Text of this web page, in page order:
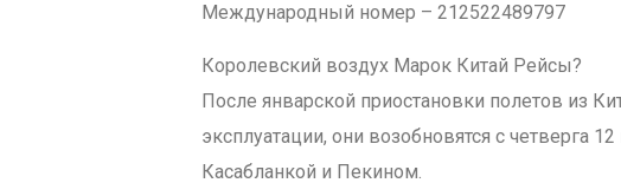
Международный номер – 212522489797
Королевский воздух Марок Китай Рейсы?
После январской приостановки полетов из
эксплуатации, они возобновятся с четверга
Касабланкой и Пекином.